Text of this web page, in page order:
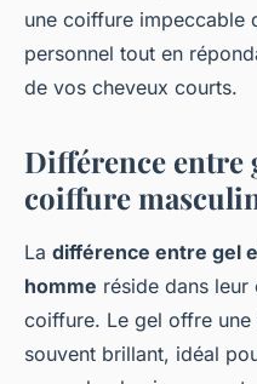
une coiffure impeccable
personnel tout en
de vos cheveux courts.
Différence entre
coiffure
La différence entre gel
homme réside dans
coiffure. Le gel offre une
souvent brillant, idéal